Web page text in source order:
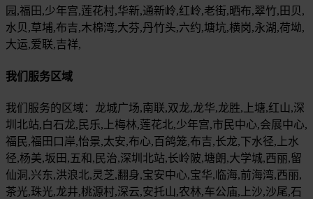
园,福田,少年宫,莲花村,华新,通新岭,红岭,老街,晒布,翠竹,田贝,
水贝,草埔,布吉,木棉湾,大芬,丹竹头,六约,塘坑,横岗,永湖,荷坳,
大运,爱联,吉祥,
我们服务区域
我们服务的区域：龙城广场,南联,双龙,龙华,龙胜,上塘,红山,深
圳北站,白石龙,民乐,上梅林,莲花北,少年宫,市民中心,会展中心,
福民,福田口岸,怡景,太安,布心,百鸽笼,布吉,长龙,下水径,上水
径,杨美,坂田,五和,民治,深圳北站,长岭陂,塘朗,大学城,西丽,留
仙洞,兴东,洪浪北,灵芝,翻身,宝安中心,宝华,临海,前海湾,西丽,
茶光,珠光,龙井,桃源村,深云,安托山,农林,车公庙,上沙,沙尾,石